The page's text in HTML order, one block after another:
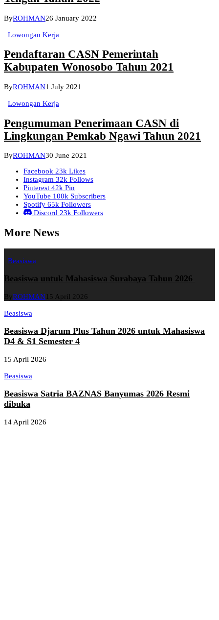
ByROHMAN26 January 2022
Lowongan Kerja
Pendaftaran CASN Pemerintah
Kabupaten Wonosobo Tahun 2021
ByROHMAN1 July 2021
Lowongan Kerja
Pengumuman Penerimaan CASN di
Lingkungan Pemkab Ngawi Tahun 2021
ByROHMAN30 June 2021
Facebook 23k Likes
Instagram 32k Follows
Pinterest 42k Pin
YouTube 100k Subscribers
Spotify 65k Followers
Discord 23k Followers
More News
Beasiswa
Beasiswa untuk Mahasiswa Surabaya Tahun 2026
ByROHMAN15 April 2026
Beasiswa
Beasiswa Djarum Plus Tahun 2026 untuk Mahasiswa
D4 & S1 Semester 4
15 April 2026
Beasiswa
Beasiswa Satria BAZNAS Banyumas 2026 Resmi
dibuka
14 April 2026